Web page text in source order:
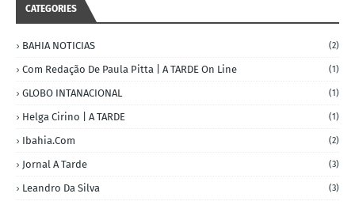
CATEGORIES
BAHIA NOTICIAS (2)
Com Redação De Paula Pitta | A TARDE On Line (1)
GLOBO INTANACIONAL (1)
Helga Cirino | A TARDE (1)
Ibahia.com (2)
Jornal A Tarde (3)
Leandro Da Silva (3)